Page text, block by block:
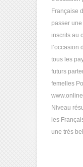
Française
passer
inscrits au
l’occasion
tous les
futurs
femelles
Niveau
les
une très